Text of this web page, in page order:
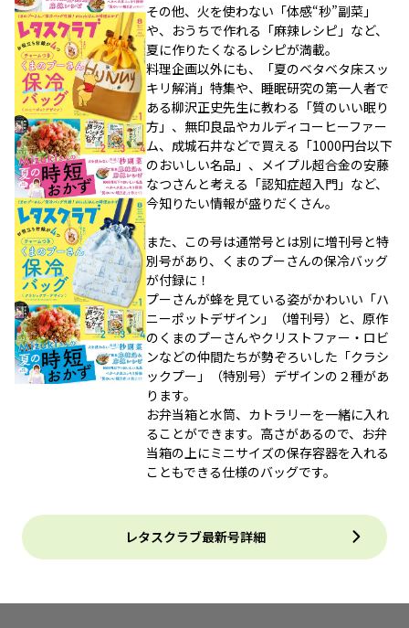
その他、火を使わない「体感“秒”副菜」
や、おうちで作れる「麻辣レシピ」など、
夏に作りたくなるレシピが満載。
料理企画以外にも、「夏のベタベタ床スッ
キリ解消」特集や、睡眠研究の第一人者で
ある柳沢正史先生に教わる「質のいい眠り
方」、無印良品やカルディコーヒーファー
ム、成城石井などで買える「1000円台以下
のおいしい名品」、メイプル超合金の安藤
なつさんと考える「認知症超入門」など、
今知りたい情報が盛りだくさん。
また、この号は通常号とは別に増刊号と特
別号があり、くまのプーさんの保冷バッグ
が付録に！
プーさんが蜂を見ている姿がかわいい「ハ
ニーポットデザイン」（増刊号）と、原作
のくまのプーさんやクリストファー・ロビ
ンなどの仲間たちが勢ぞろいした「クラシ
ックプー」（特別号）デザインの２種があ
ります。
お弁当箱と水筒、カトラリーを一緒に入れ
ることができます。高さがあるので、お弁
当箱の上にミニサイズの保存容器を入れる
こともできる仕様のバッグです。
レタスクラブ最新号詳細